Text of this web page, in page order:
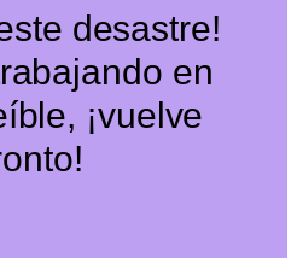
desastre!
en
¡vuelve